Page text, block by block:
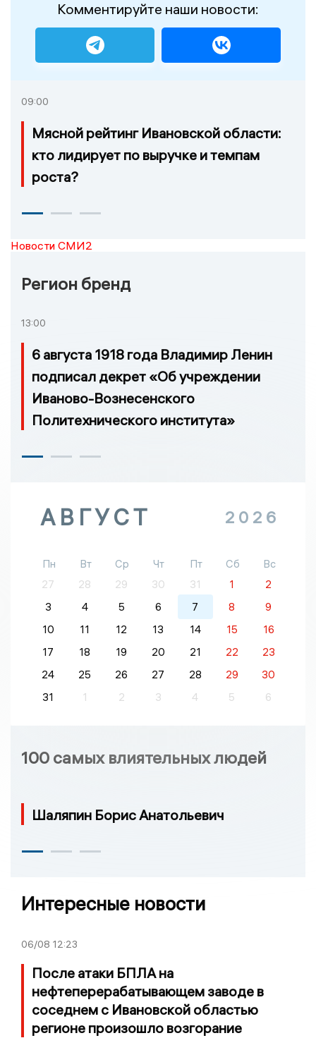
Комментируйте наши новости:
09:00
Мясной рейтинг Ивановской области:
кто лидирует по выручке и темпам
роста?
Новости СМИ2
Регион бренд
13:00
6 августа 1918 года Владимир Ленин
подписал декрет «Об учреждении
Иваново-Вознесенского
Политехнического института»
АВГУСТ 2026
Пн Вт Ср Чт Пт Сб
Вс
27
28 29 30 31 1
2
3
4 5 6 7 8
9
10
11 12 13 14 15
16
17
18 19 20 21 22
23
24
25 26 27 28 29
30
31
1 2 3 4 5 6
100 самых влиятельных людей
Шаляпин Борис Анатольевич
Интересные новости
06/08 12:23
После атаки БПЛА на
нефтеперерабатывающем заводе в
соседнем с Ивановской областью
регионе произошло возгорание